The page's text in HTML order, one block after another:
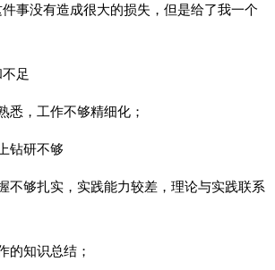
事没有造成很大的损失，但是给了我一个
足
悉，工作不够精细化；
钻研不够
不够扎实，实践能力较差，理论与实践联系
的知识总结；